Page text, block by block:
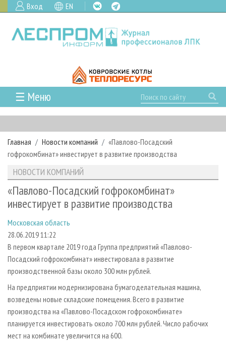
Вход EN
☰ Меню
ГЛАВНАЯ
РУБРИКИ И ТЕМЫ
РУБРИКИ ЖУРНАЛА
ЛЕСНОЕ ХОЗЯЙСТВО
ЛЕСОЗАГОТОВКА
ЛЕСОПИЛЕНИЕ
СУШКА ДРЕВЕСИНЫ
ПРОИЗВОДСТВО ДРЕВЕСНЫХ ПЛИТ
ДЕРЕВЯННОЕ ДОМОСТРОЕНИЕ
БИОЭНЕРГЕТИКА
ЦБП
ИНСТРУМЕНТ И МАТЕРИАЛЫ
НОВОСТИ
КАЛЕНДАРЬ СОБЫТИЙ
НОВОСТИ ЛПК
НОВОСТИ ЖУРНАЛА
ПРОЕКТЫ ЛПИ
АНАЛИТИКА
ПРЕДПРИЯТИЯ ЛПК
ПЕРСОНЫ
МОБИЛЬНЫЕ ВЫСТАВКИ
ОФИЦИАЛЬНЫЕ ДЕЛЕГАЦИИ
ПРИОРИТЕТНЫЕ ИНВЕСТПРОЕКТЫ
RUSSIAN FORESTRY REVIEW
ГАЗЕТА ЛЕСПРОМФОРУМ
БИБЛИОТЕКА СПЕЦИАЛИСТА
АРХИВ
АРХИВ ЖУРНАЛОВ
О ЖУРНАЛЕ
ПОДПИСКА
КОНТАКТЫ
РЕКЛАМОДАТЕЛЯМ
РЕКЛАМА
РЕКЛАМА НА САЙТЕ
Главная Новости компаний
«Павлово-Посадский
гофрокомбинат» инвестирует в развитие производства
НОВОСТИ КОМПАНИЙ
«Павлово-Посадский гофрокомбинат»
инвестирует в развитие производства
Московская область
28.06.2019 11:22
В первом квартале 2019 года Группа предприятий «Павлово-
Посадский гофрокомбинат» инвестировала в развитие
производственной базы около 300 млн рублей.
На предприятии модернизирована бумагоделательная машина,
возведены новые складские помещения. Всего в развитие
производства на «Павлово-Посадском гофрокомбинате»
планируется инвестировать около 700 млн рублей. Число рабочих
мест на комбинате увеличится на 600.